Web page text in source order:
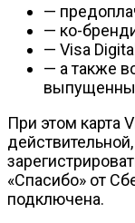
—
— ко-
— Visa
— а также
При этом карта
«Спасибо» от
подключена.